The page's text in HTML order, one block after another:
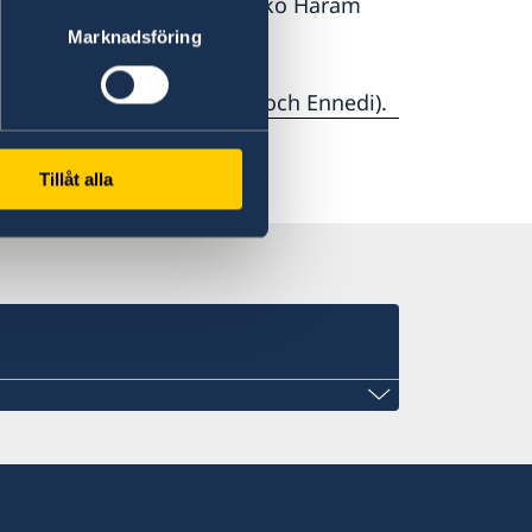
Marknadsföring
Tillåt alla
Tibesti, Borkou och Ennedi).